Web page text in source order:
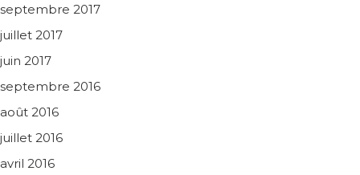
septembre 2017
juillet 2017
juin 2017
septembre 2016
août 2016
juillet 2016
avril 2016